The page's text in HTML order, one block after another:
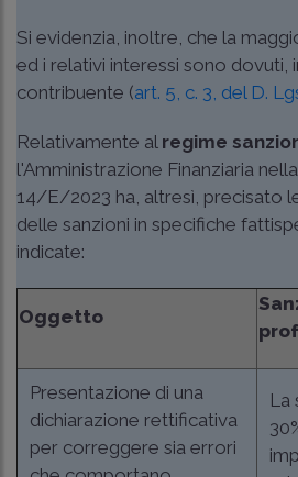
Si evidenzia, inoltre, che la
ed i relativi interessi sono dovuti,
contribuente (art. 5, c. 3, del D.
Relativamente al regime
l'Amministrazione Finanziaria
14/E/2023 ha, altresì, precisato
delle sanzioni in specifiche
indicate:
Oggetto
Presentazione di una
dichiarazione rettificativa
per correggere sia errori
La